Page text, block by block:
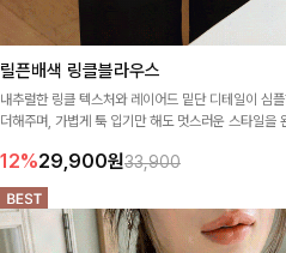
릴픈배색 링클블라우스
내추럴한 링클 텍스처와 레이어드 밑단 디테일이 심
더해주며, 가볍게 툭 입기만 해도 멋스러운 스타일을
주 가는 데일리 아이템이랍니다🤍
12%29,900원33,900